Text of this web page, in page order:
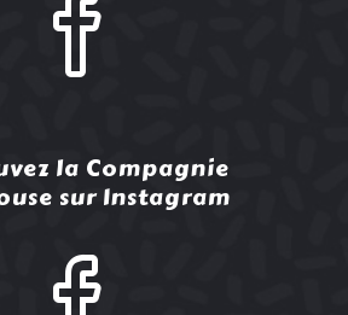
la Compagnie
sur Instagram